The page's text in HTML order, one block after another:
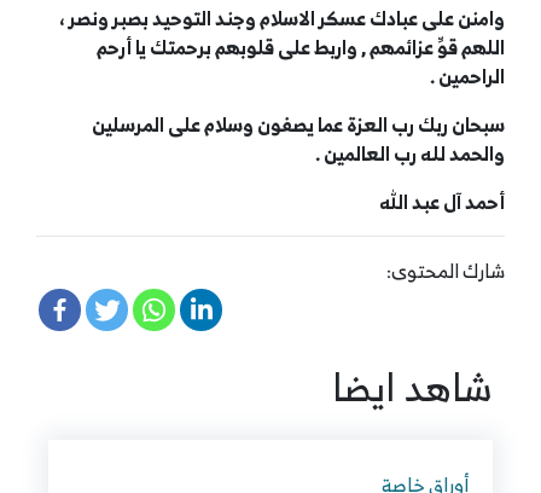
وامنن على عبادك عسكر الاسلام وجند التوحيد بصبر ونصر ،
اللهم قوِّ عزائمهم , واربط على قلوبهم برحمتك يا أرحم
الراحمين .
سبحان ربك رب العزة عما يصفون وسلام على المرسلين
والحمد لله رب العالمين .
أحمد آل عبد الله
شارك المحتوى:
شاهد ايضا
أوراق خاصة